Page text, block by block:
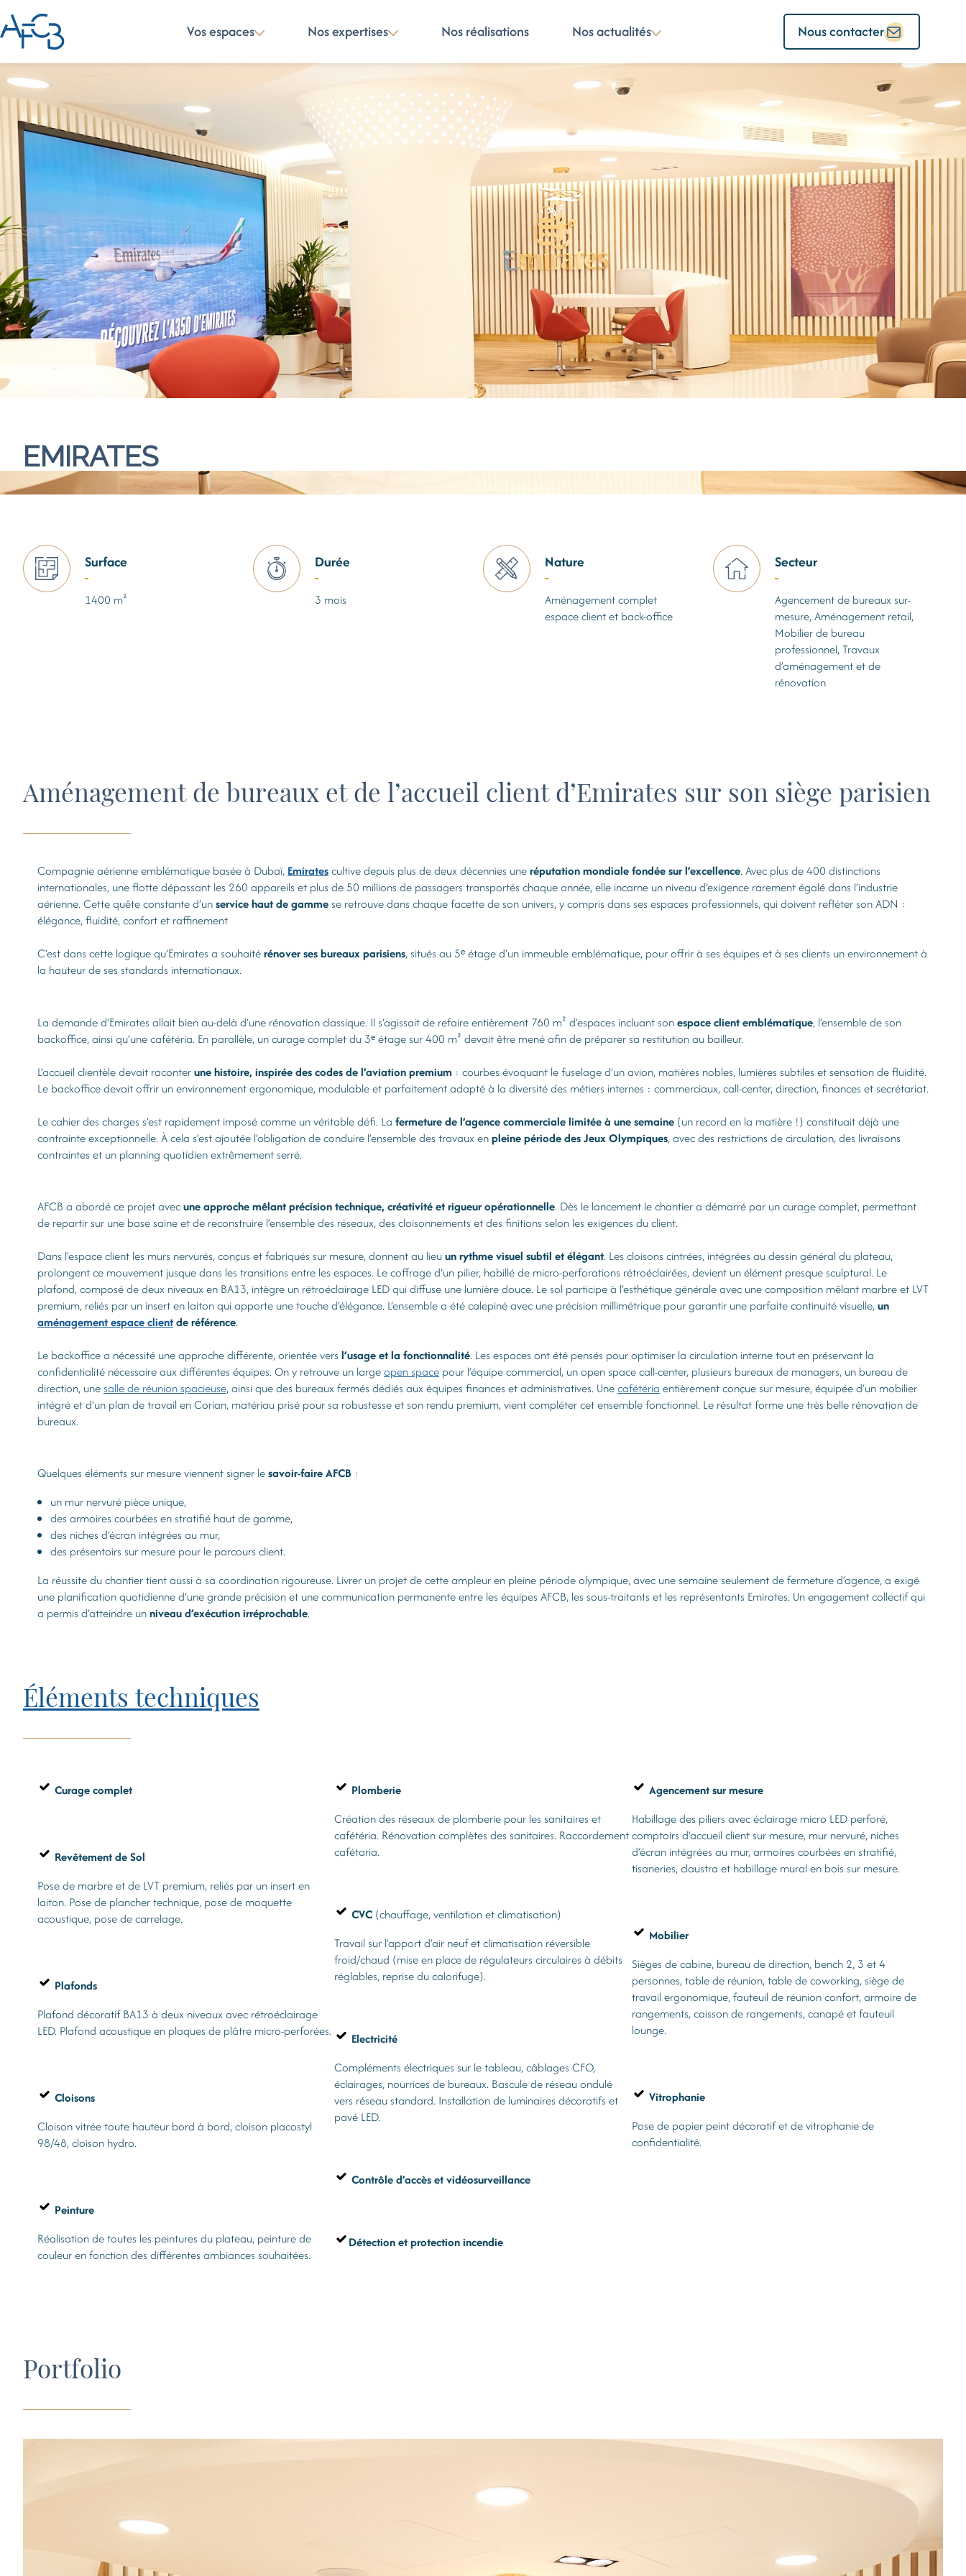
Vos espaces Nos expertises Nos réalisations Nos actualités Nous contacter
EMIRATES
Surface
1400 m²
Durée
3 mois
Nature
Aménagement complet
espace client et back-office
Secteur
Agencement de bureaux sur-
mesure, Aménagement retail,
Mobilier de bureau
professionnel, Travaux
d’aménagement et de
rénovation
Aménagement de bureaux et de l’accueil client d’Emirates sur son siège parisien
Compagnie aérienne emblématique basée à Dubaï, Emiratescultive depuis plus de deux décennies uneréputation mondiale fondée sur l’excellence. Avec plus de 400 distinctions
internationales, une flotte dépassant les 260 appareils et plus de 50 millions de passagers transportés chaque année, elle incarne un niveau d’exigence rarement égalé dans l’industrie
aérienne. Cette quête constante d’unservice haut de gamme se retrouve dans chaque facette de son univers, y compris dans ses espaces professionnels, qui doivent refléter son ADN :
élégance, fluidité, confort et raffinement
C’est dans cette logique qu’Emirates a souhaitérénover ses bureaux parisiens, situés au 5ᵉ étage d’un immeuble emblématique, pour offrir à ses équipes et à ses clients un environnement à
la hauteur de ses standards internationaux.
La demande d’Emirates allait bien au-delà d’une rénovation classique. Il s’agissait de refaire entièrement 760 m² d’espaces incluant sonespace client emblématique, l’ensemble de son
backoffice, ainsi qu’une cafétéria. En parallèle, un curage complet du 3ᵉ étage sur 400 m² devait être mené afin de préparer sa restitution au bailleur.
L’accueil clientèle devait raconterune histoire, inspirée des codes de l’aviation premium : courbes évoquant le fuselage d’un avion, matières nobles, lumières subtiles et sensation de fluidité.
Le backoffice devait offrir un environnement ergonomique, modulable et parfaitement adapté à la diversité des métiers internes : commerciaux, call-center, direction, finances et secrétariat.
Le cahier des charges s’est rapidement imposé comme un véritable défi. La fermeture de l’agence commerciale limitée à une semaine (un record en la matière !) constituait déjà une
contrainte exceptionnelle. À cela s’est ajoutée l’obligation de conduire l’ensemble des travaux enpleine période des Jeux Olympiques, avec des restrictions de circulation, des livraisons
contraintes et un planning quotidien extrêmement serré.
AFCB a abordé ce projet avecune approche mêlant précision technique, créativité et rigueur opérationnelle. Dès le lancement le chantier a démarré par un curage complet, permettant
de repartir sur une base saine et de reconstruire l’ensemble des réseaux, des cloisonnements et des finitions selon les exigences du client.
Dans l’espace client les murs nervurés, conçus et fabriqués sur mesure, donnent au lieuun rythme visuel subtil et élégant. Les cloisons cintrées, intégrées au dessin général du plateau,
prolongent ce mouvement jusque dans les transitions entre les espaces. Le coffrage d’un pilier, habillé de micro-perforations rétroéclairées, devient un élément presque sculptural. Le
plafond, composé de deux niveaux en BA13, intègre un rétroéclairage LED qui diffuse une lumière douce. Le sol participe à l’esthétique générale avec une composition mêlant marbre et LVT
premium, reliés par un insert en laiton qui apporte une touche d’élégance. L’ensemble a été calepiné avec une précision millimétrique pour garantir une parfaite continuité visuelle,un
aménagement espace clientde référence.
Le backoffice a nécessité une approche différente, orientée vers l’usage et la fonctionnalité. Les espaces ont été pensés pour optimiser la circulation interne tout en préservant la
confidentialité nécessaire aux différentes équipes. On y retrouve un largeopen space pour l’équipe commercial, un open space call-center, plusieurs bureaux de managers, un bureau de
direction, une salle de réunion spacieuse, ainsi que des bureaux fermés dédiés aux équipes finances et administratives. Unecafétéria entièrement conçue sur mesure, équipée d’un mobilier
intégré et d’un plan de travail en Corian, matériau prisé pour sa robustesse et son rendu premium, vient compléter cet ensemble fonctionnel. Le résultat forme une très belle rénovation de
bureaux.
Quelques éléments sur mesure viennent signer lesavoir-faire AFCB :
un mur nervuré pièce unique,
des armoires courbées en stratifié haut de gamme,
des niches d’écran intégrées au mur,
des présentoirs sur mesure pour le parcours client.
La réussite du chantier tient aussi à sa coordination rigoureuse. Livrer un projet de cette ampleur en pleine période olympique, avec une semaine seulement de fermeture d’agence, a exigé
une planification quotidienne d’une grande précision et une communication permanente entre les équipes AFCB, les sous-traitants et les représentants Emirates. Un engagement collectif qui
a permis d’atteindre unniveau d’exécution irréprochable.
Éléments techniques
Curagecomplet
Revêtement de Sol
Pose de marbre et de LVT premium, reliés par un insert en
laiton. Pose de plancher technique, pose de moquette
acoustique, pose de carrelage.
Plafonds
Plafond décoratif BA13 à deux niveaux avec rétroéclairage
LED. Plafond acoustique en plaques de plâtre micro-perforées.
Cloisons
Cloison vitrée toute hauteur bord à bord, cloison placostyl
98/48, cloison hydro.
Peinture
Réalisation de toutes les peintures du plateau, peinture de
couleur en fonction des différentes ambiances souhaitées.
Plomberie
Création des réseaux de plomberie pour les sanitaires et
cafétéria. Rénovation complètes des sanitaires. Raccordement
cafétaria.
CVC (chauffage, ventilation et climatisation)
Travail sur l’apport d’air neuf et climatisation réversible
froid/chaud (mise en place de régulateurs circulaires à débits
réglables, reprise du calorifuge).
Electricité
Compléments électriques sur le tableau, câblages CFO,
éclairages, nourrices de bureaux. Bascule de réseau ondulé
vers réseau standard. Installation de luminaires décoratifs et
pavé LED.
Contrôle d’accès et vidéosurveillance
Détection et protection incendie
Agencement sur mesure
Habillage des piliers avec éclairage micro LED perforé,
comptoirs d’accueil client sur mesure, mur nervuré, niches
d’écran intégrées au mur, armoires courbées en stratifié,
tisaneries, claustra et habillage mural en bois sur mesure.
Mobilier
Sièges de cabine, bureau de direction, bench 2, 3 et 4
personnes, table de réunion, table de coworking, siège de
travail ergonomique, fauteuil de réunion confort, armoire de
rangements, caisson de rangements, canapé et fauteuil
lounge.
Vitrophanie
Pose de papier peint décoratif et de vitrophanie de
confidentialité.
Portfolio